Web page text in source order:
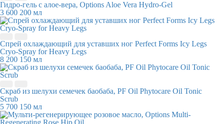
Гидро-гель с алое-вера, Options Aloe Vera Hydro-Gel
3 600 200 мл
Спрей охлаждающий для уставших ног Perfect Forms Icy Legs
Cryo-Spray for Heavy Legs
8 200 150 мл
Скраб из шелухи семечек баобаба, PF Oil Phytocare Oil Tonic
Scrub
5 700 150 мл